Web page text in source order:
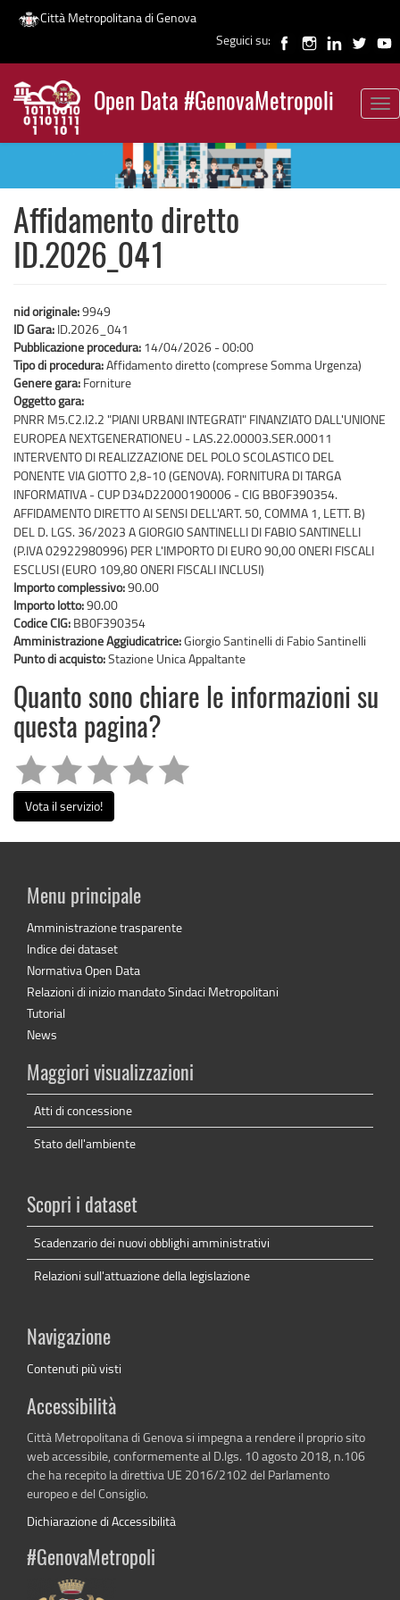
Salta
contenuto
principale
Città Metropolitana di Genova
Seguici su:
Open Data #GenovaMetropoli
News
Affidamento diretto
ID.2026_041
nid originale:9949
ID Gara: ID.2026_041
Pubblicazione procedura: 14/04/2026 - 00:00
Tipo di procedura:Affidamento diretto (comprese Somma Urgenza)
Genere gara: Forniture
Oggetto gara:
PNRR M5.C2.I2.2 "PIANI URBANI INTEGRATI" FINANZIATO DALL'UNIONE
EUROPEA NEXTGENERATIONEU - LAS.22.00003.SER.00011
INTERVENTO DI REALIZZAZIONE DEL POLO SCOLASTICO DEL
PONENTE VIA GIOTTO 2,8-10 (GENOVA). FORNITURA DI TARGA
INFORMATIVA - CUP D34D22000190006 - CIG BB0F390354.
AFFIDAMENTO DIRETTO AI SENSI DELL'ART. 50, COMMA 1, LETT. B)
DEL D. LGS. 36/2023 A GIORGIO SANTINELLI DI FABIO SANTINELLI
(P.IVA 02922980996) PER L'IMPORTO DI EURO 90,00 ONERI FISCALI
ESCLUSI (EURO 109,80 ONERI FISCALI INCLUSI)
Importo complessivo:90.00
Importo lotto:90.00
Codice CIG: BB0F390354
Amministrazione Aggiudicatrice:Giorgio Santinelli di Fabio Santinelli
Punto di acquisto:Stazione Unica Appaltante
Quanto sono chiare le informazioni su
questa pagina?
Vota il servizio!
Menu principale
Amministrazione trasparente
Indice dei dataset
Normativa Open Data
Relazioni di inizio mandato Sindaci Metropolitani
Tutorial
News
Maggiori visualizzazioni
Atti di concessione
Stato dell'ambiente
Scopri i dataset
Scadenzario dei nuovi obblighi amministrativi
Relazioni sull'attuazione della legislazione
Navigazione
Contenuti più visti
Accessibilità
Città Metropolitana di Genova si impegna a rendere il proprio sito
web accessibile, conformemente al D.lgs. 10 agosto 2018, n.106
che ha recepito la direttiva UE 2016/2102 del Parlamento
europeo e del Consiglio.
Dichiarazione di Accessibilità
#GenovaMetropoli